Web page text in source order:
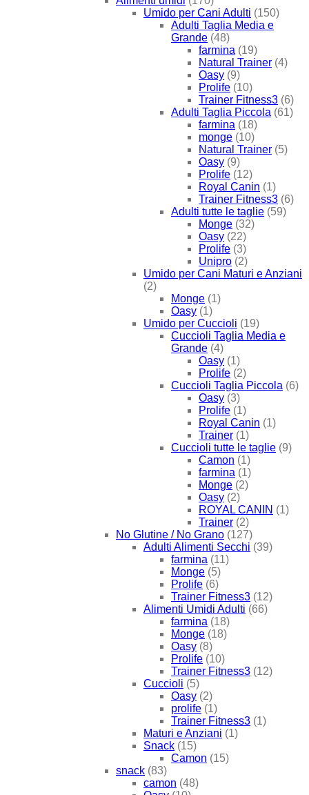
Umido per Cani Adulti (150)
Adulti Taglia Media e
Grande (48)
farmina (19)
Natural Trainer (4)
Oasy (9)
Prolife (10)
Trainer Fitness3 (6)
Adulti Taglia Piccola (61)
farmina (18)
monge (10)
Natural Trainer (5)
Oasy (9)
Prolife (12)
Royal Canin (1)
Trainer Fitness3 (6)
Adulti tutte le taglie (59)
Monge (32)
Oasy (22)
Prolife (3)
Unipro (2)
Umido per Cani Maturi e Anziani
(2)
Monge (1)
Oasy (1)
Umido per Cuccioli (19)
Cuccioli Taglia Media e
Grande (4)
Oasy (1)
Prolife (2)
Cuccioli Taglia Piccola (6)
Oasy (3)
Prolife (1)
Royal Canin (1)
Trainer (1)
Cuccioli tutte le taglie (9)
Camon (1)
farmina (1)
Monge (2)
Oasy (2)
ROYAL CANIN (1)
Trainer (2)
No Glutine / No Grano (127)
Adulti Alimenti Secchi (39)
farmina (11)
Monge (5)
Prolife (6)
Trainer Fitness3 (12)
Alimenti Umidi Adulti (66)
farmina (18)
Monge (18)
Oasy (8)
Prolife (10)
Trainer Fitness3 (12)
Cuccioli (5)
Oasy (2)
prolife (1)
Trainer Fitness3 (1)
Maturi e Anziani (1)
Snack (15)
Camon (15)
snack (83)
camon (48)